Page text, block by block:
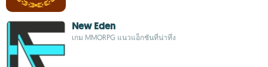
New Eden
เกม MMORPG แนวแอ็กชันที่น่าทึ่ง